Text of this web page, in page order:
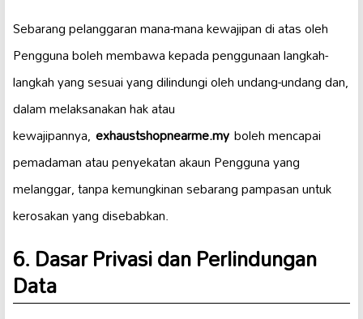
Sebarang pelanggaran mana-mana kewajipan di atas oleh
Pengguna boleh membawa kepada penggunaan langkah-
langkah yang sesuai yang dilindungi oleh undang-undang dan,
dalam melaksanakan hak atau
kewajipannya, exhaustshopnearme.myboleh mencapai
pemadaman atau penyekatan akaun Pengguna yang
melanggar, tanpa kemungkinan sebarang pampasan untuk
kerosakan yang disebabkan.
6. Dasar Privasi dan Perlindungan
Data